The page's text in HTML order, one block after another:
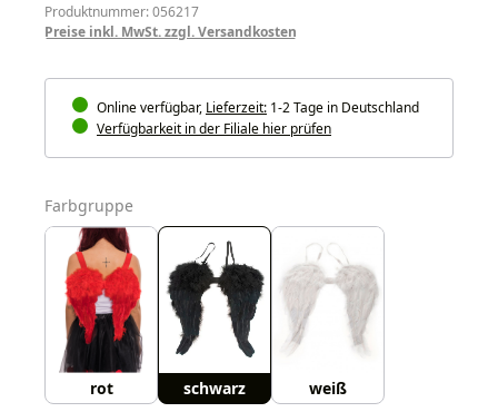
Produktnummer: 056217
Preise inkl. MwSt. zzgl. Versandkosten
Online verfügbar, Lieferzeit: 1-2 Tage in Deutschland
Verfügbarkeit in der Filiale hier prüfen
Farbgruppe
rot schwarz weiß